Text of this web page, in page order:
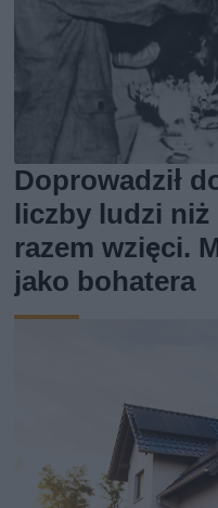
Doprowadził
liczby ludzi niż
razem wzięci.
jako bohatera